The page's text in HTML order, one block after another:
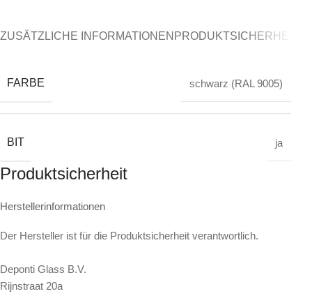
ZUSÄTZLICHE INFORMATIONEN PRODUKTSICHERHEIT
FARBE schwarz (RAL 9005)
BIT ja
Produktsicherheit
Herstellerinformationen
Der Hersteller ist für die Produktsicherheit verantwortlich.
Deponti Glass B.V.
Rijnstraat 20a